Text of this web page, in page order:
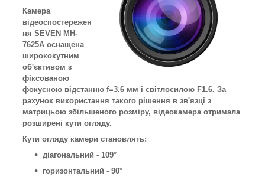
Камера
відеоспостережен
ня SEVEN MH-
7625A оснащена
ширококутним
об'єктивом з
фіксованою
фокусною відстанню f=3.6 мм і світлосилою F1.6. За
рахунок використання такого рішення в зв'язці з
матрицьою збільшеного розміру, відеокамера отримала
розширені кути огляду.
Кути огляду камери становлять:
діагональний - 109°
горизонтальний - 90°